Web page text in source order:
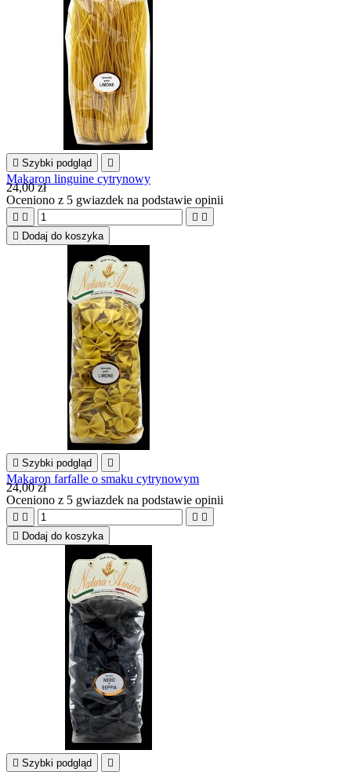
 Szybki podgląd 
Makaron linguine cytrynowy
24,00 zł
Oceniono z 5 gwiazdek na podstawie opinii
   
 Dodaj do koszyka
 Szybki podgląd 
Makaron farfalle o smaku cytrynowym
24,00 zł
Oceniono z 5 gwiazdek na podstawie opinii
   
 Dodaj do koszyka
 Szybki podgląd 